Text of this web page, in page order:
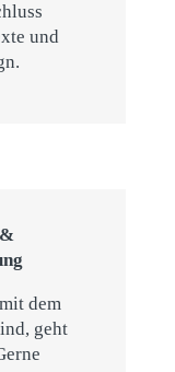
und
dem
geht